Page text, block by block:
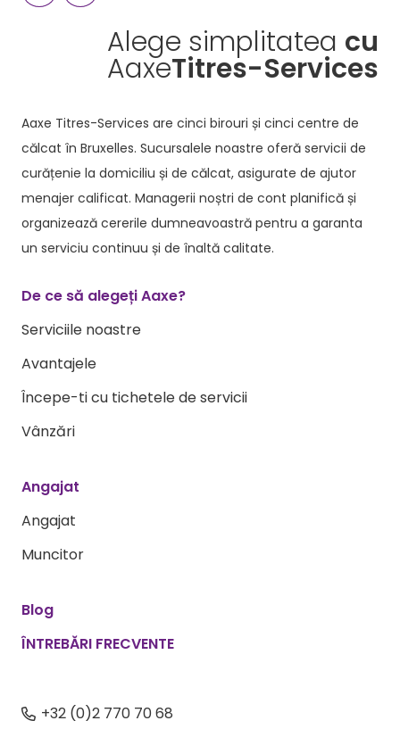
Alege simplitatea cu
AaxeTitres-Services
Aaxe Titres-Services are cinci birouri și cinci centre de
călcat în Bruxelles. Sucursalele noastre oferă servicii de
curățenie la domiciliu și de călcat, asigurate de ajutor
menajer calificat. Managerii noștri de cont planifică și
organizează cererile dumneavoastră pentru a garanta
un serviciu continuu și de înaltă calitate.
De ce să alegeți Aaxe?
Serviciile noastre
Avantajele
Începe-ti cu tichetele de servicii
Vânzări
Angajat
Angajat
Muncitor
Blog
ÎNTREBĂRI FRECVENTE
+32 (0)2 770 70 68